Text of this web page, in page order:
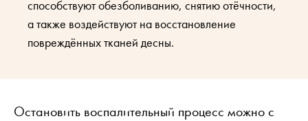
способствуют обезболиванию, снятию отёчности,
а также воздействуют на восстановление
повреждённых тканей десны.
Остановить воспалительный процесс можно с